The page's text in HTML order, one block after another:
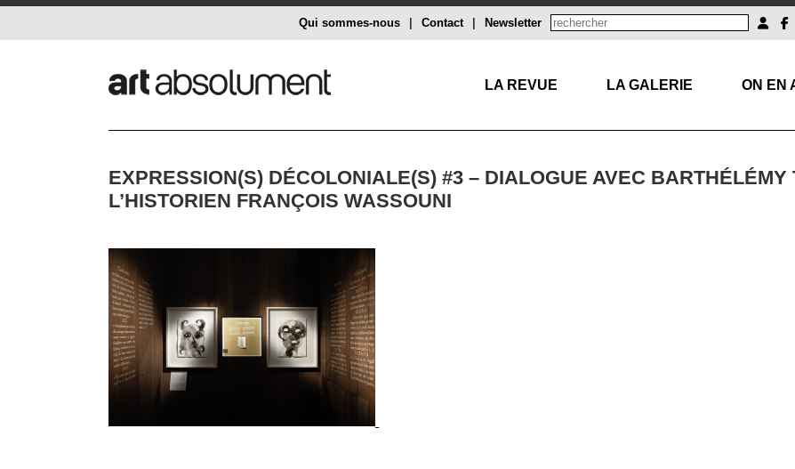
Newsletter
Contact
Qui sommes-nous
LA REVUE LA GALERIE ON EN
EXPRESSION(S) DÉCOLONIALE(S) #3 – DIALOGUE AVEC BARTHÉLÉMY
L’HISTORIEN FRANÇOIS WASSOUNI